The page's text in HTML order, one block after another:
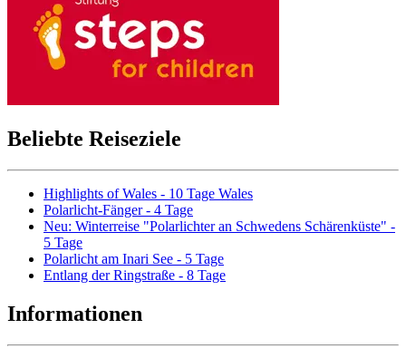
Beliebte Reiseziele
Highlights of Wales - 10 Tage Wales
Polarlicht-Fänger - 4 Tage
Neu: Winterreise "Polarlichter an Schwedens Schärenküste" -
5 Tage
Polarlicht am Inari See - 5 Tage
Entlang der Ringstraße - 8 Tage
Informationen